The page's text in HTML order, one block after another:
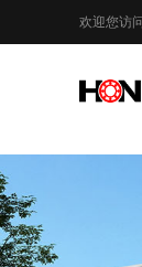
欢迎您访